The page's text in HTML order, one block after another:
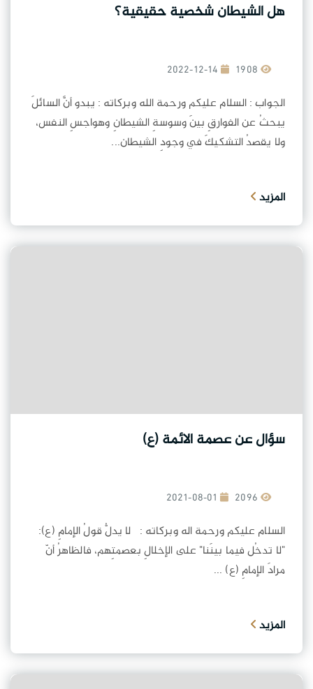
هل الشيطان شخصية حقيقية؟
2022-12-14
الجواب : السلام عليكم ورحمة الله وبركاته : يبدو أنَّ السائلَ
يبحثُ عن الفوارقِ بينَ وسوسةِ الشيطانِ وهواجسِ النفس،
ولا يقصدُ التشكيكَ في وجودِ الشيطان...
المزيد
سؤال عن عصمة الائمة (ع)
2021-08-01
السلام عليكم ورحمة اله وبركاته : لا يدلُّ قولُ الإمامِ (ع):
"لا تدخُل فيما بينَنا" على الإخلالِ بعصمتِهم، فالظاهرُ أنّ
مرادَ الإمامِ (ع) ...
المزيد